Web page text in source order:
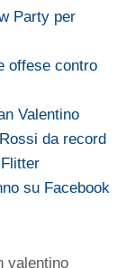
Party per
offese contro
Valentino
da record
su Facebook
valentino